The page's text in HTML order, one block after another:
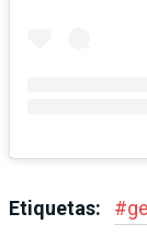
Etiquetas: #